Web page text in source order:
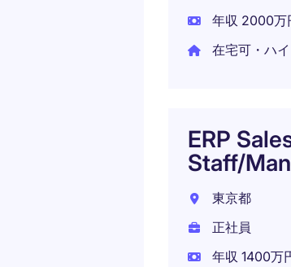
年収 2000万
在宅可・ハ
ERP
Staff/
東京都
正社員
年収 1400万